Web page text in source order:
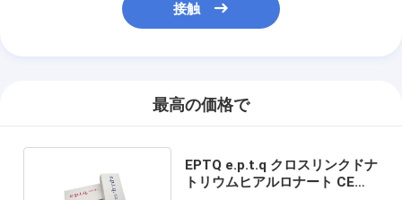
接触
最高の価格で
EPTQ e.p.t.q クロスリンクドナ
トリウムヒアルロナート CE認